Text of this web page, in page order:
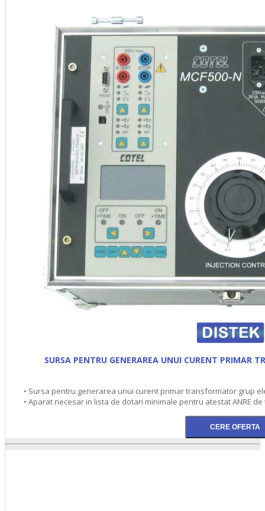
SURSA PENTRU GENERAREA UNUI CURENT PRIMAR
• Sursa pentru generarea unui curent primar transformator grup
• Aparat necesar in lista de dotari minimale pentru atestat ANRE de